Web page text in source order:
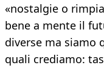
«nostalgie o
bene a mente il
diverse ma siamo
quali crediamo: